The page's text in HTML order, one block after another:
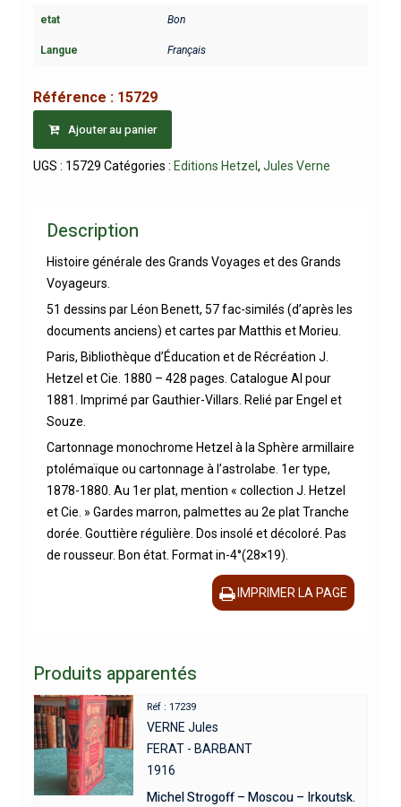
etat Bon
Langue Français
Référence : 15729
Ajouter au panier
UGS : 15729 Catégories : Editions Hetzel , Jules Verne
Description
Histoire générale des Grands Voyages et des Grands
Voyageurs.
51 dessins par Léon Benett, 57 fac-similés (d’après les
documents anciens) et cartes par Matthis et Morieu.
Paris, Bibliothèque d’Éducation et de Récréation J.
Hetzel et Cie. 1880 – 428 pages. Catalogue AI pour
1881. Imprimé par Gauthier-Villars. Relié par Engel et
Souze.
Cartonnage monochrome Hetzel à la Sphère armillaire
ptolémaïque ou cartonnage à l’astrolabe. 1er type,
1878-1880. Au 1er plat, mention « collection J. Hetzel
et Cie. » Gardes marron, palmettes au 2e plat Tranche
dorée. Gouttière régulière. Dos insolé et décoloré. Pas
de rousseur. Bon état. Format in-4°(28×19).
IMPRIMER LA PAGE
Produits apparentés
Réf : 17239
VERNE Jules
FERAT - BARBANT
1916
Michel Strogoff – Moscou – Irkoutsk.